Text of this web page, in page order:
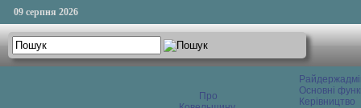
09 серпня 2026
Про
Основні
Керівництво